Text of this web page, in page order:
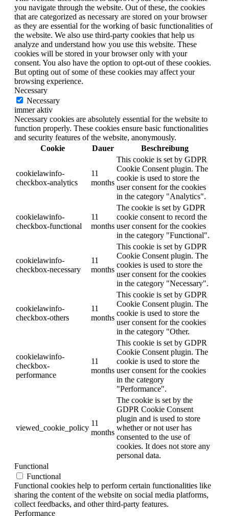
you navigate through the website. Out of these, the cookies
that are categorized as necessary are stored on your browser
as they are essential for the working of basic functionalities of
the website. We also use third-party cookies that help us
analyze and understand how you use this website. These
cookies will be stored in your browser only with your
consent. You also have the option to opt-out of these cookies.
But opting out of some of these cookies may affect your
browsing experience.
Necessary
Necessary
immer aktiv
Necessary cookies are absolutely essential for the website to
function properly. These cookies ensure basic functionalities
and security features of the website, anonymously.
Cookie
Dauer Beschreibung
cookielawinfo-
checkbox-analytics
11
months
This cookie is set by GDPR
Cookie Consent plugin. The
cookie is used to store the
user consent for the cookies
in the category "Analytics".
cookielawinfo-
checkbox-functional
11
months
The cookie is set by GDPR
cookie consent to record the
user consent for the cookies
in the category "Functional".
cookielawinfo-
checkbox-necessary
11
months
This cookie is set by GDPR
Cookie Consent plugin. The
cookies is used to store the
user consent for the cookies
in the category "Necessary".
cookielawinfo-
checkbox-others
11
months
This cookie is set by GDPR
Cookie Consent plugin. The
cookie is used to store the
user consent for the cookies
in the category "Other.
cookielawinfo-
checkbox-
performance
11
months
This cookie is set by GDPR
Cookie Consent plugin. The
cookie is used to store the
user consent for the cookies
in the category
"Performance".
viewed_cookie_policy
11
months
The cookie is set by the
GDPR Cookie Consent
plugin and is used to store
whether or not user has
consented to the use of
cookies. It does not store any
personal data.
Functional
Functional
Functional cookies help to perform certain functionalities like
sharing the content of the website on social media platforms,
collect feedbacks, and other third-party features.
Performance